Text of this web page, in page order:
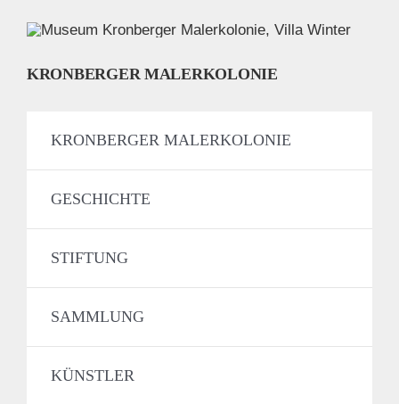
KRONBERGER MALERKOLONIE
KRONBERGER MALERKOLONIE
GESCHICHTE
STIFTUNG
SAMMLUNG
KÜNSTLER